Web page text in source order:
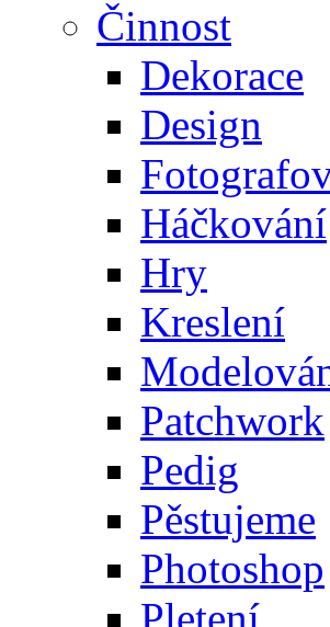
Činnost
Dekorace
Design
Háčkování
Hry
Kreslení
Patchwork
Pedig
Pěstujeme
Photoshop
Pletení